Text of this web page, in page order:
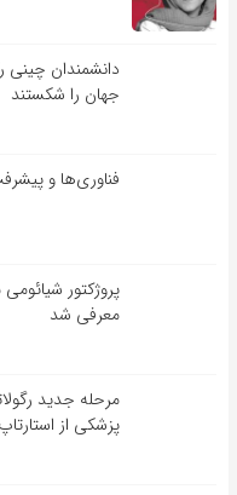
دانشمندان چینی
جهان را شکستند
فناوری‌ها و
معرفی شد
مرحله جدید
پزشکی از